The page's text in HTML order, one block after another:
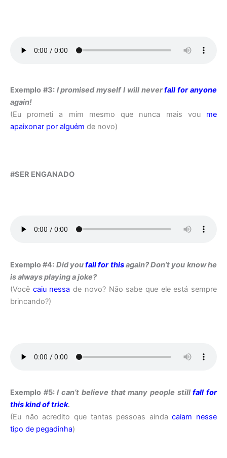
Exemplo #3:I promised myself I will neverfall for anyone
again!
(Eu prometi a mim mesmo que nunca mais vou me
apaixonar por alguém de novo)
#SER ENGANADO
Exemplo #4: Did youfall for thisagain? Don’t you know he
is always playing a joke?
(Você caiu nessa de novo? Não sabe que ele está sempre
brincando?)
Exemplo #5:I can’t believe that many people stillfall for
this kind of trick.
(Eu não acredito que tantas pessoas aindacaiam nesse
tipo de pegadinha)